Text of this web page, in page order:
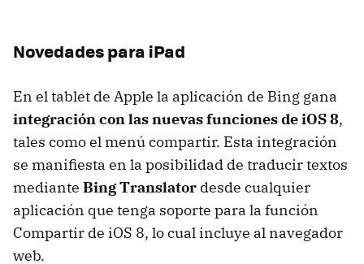
Novedades para iPad
En el tablet de Apple la aplicación de Bing gana
integración con las nuevas funciones de iOS 8,
tales como el menú compartir. Esta integración
se manifiesta en la posibilidad de traducir textos
mediante Bing Translator desde cualquier
aplicación que tenga soporte para la función
Compartir de iOS 8, lo cual incluye al navegador
web.